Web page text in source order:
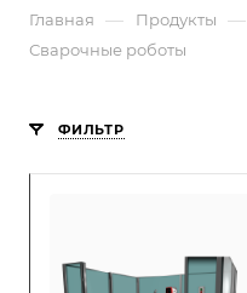
Главная — Продукты —
Сварочные роботы
ФИЛЬТР